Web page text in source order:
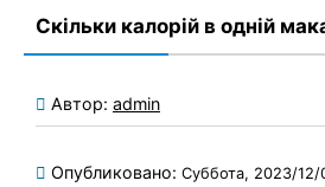
Скільки калорій в одній
Автор: admin
Опубликовано: Суббота, 2023/